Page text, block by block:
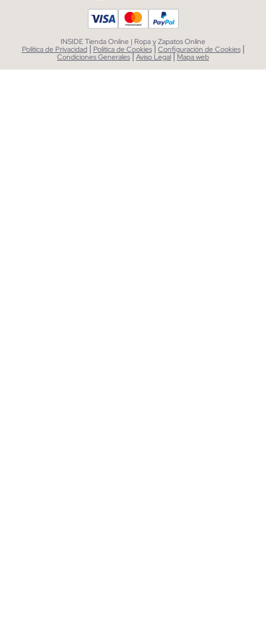
INSIDE Tienda Online | Ropa y Zapatos Online
Política de Privacidad | Política de Cookies| Configuración de Cookies |
Condiciones Generales|Aviso Legal| Mapa web